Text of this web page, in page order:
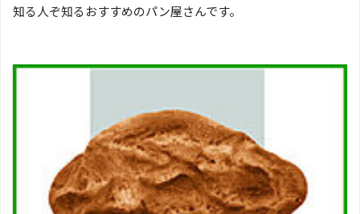
知る人ぞ知るおすすめのパン屋さんです。